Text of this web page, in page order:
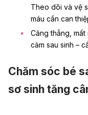
Theo dõi và vệ
máu cần can
Căng thẳng,
cảm sau sinh –
Chăm sóc bé
sơ sinh tăng